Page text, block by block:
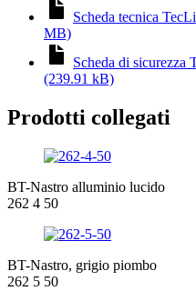
Scheda tecnica
MB)
Scheda di sicurezza
(239.91 kB)
Prodotti collegati
BT-Nastro alluminio lucido
262 4 50
BT-Nastro, grigio piombo
262 5 50